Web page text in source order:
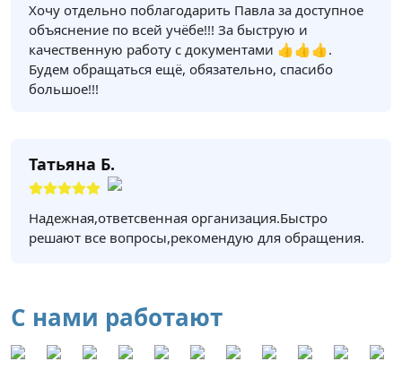
Хочу отдельно поблагодарить Павла за доступное
объяснение по всей учёбе!!! За быструю и
качественную работу с документами 👍👍👍.
Будем обращаться ещё, обязательно, спасибо
большое!!!
Татьяна Б.
Надежная,ответсвенная организация.Быстро
решают все вопросы,рекомендую для обращения.
С нами работают